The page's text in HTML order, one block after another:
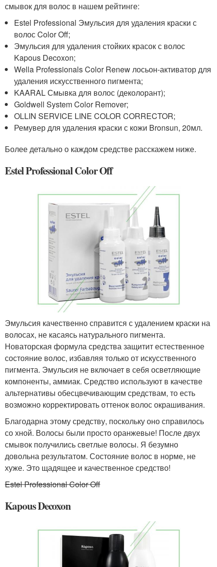
смывок для волос в нашем рейтинге:
Estel Professional Эмульсия для удаления краски с
волос Color Off;
Эмульсия для удаления стойких красок с волос
Kapous Decoxon;
Wella Professionals Color Renew лосьон-активатор для
удаления искусственного пигмента;
KAARAL Смывка для волос (деколорант);
Goldwell System Color Remover;
OLLIN SERVICE LINE COLOR CORRECTOR;
Ремувер для удаления краски с кожи Bronsun, 20мл.
Более детально о каждом средстве расскажем ниже.
Estel Professional Color Off
Эмульсия качественно справится с удалением краски на
волосах, не касаясь натурального пигмента.
Новаторская формула средства защитит естественное
состояние волос, избавляя только от искусственного
пигмента. Эмульсия не включает в себя осветляющие
компоненты, аммиак. Средство используют в качестве
альтернативы обесцвечивающим средствам, то есть
возможно корректировать оттенок волос окрашивания.
Благодарна этому средству, поскольку оно справилось
со хной. Волосы были просто оранжевые! После двух
смывок получились светлые волосы. Я безумно
довольна результатом. Состояние волос в норме, не
хуже. Это щадящее и качественное средство!
Estel Professional Color Off
Kapous Decoxon